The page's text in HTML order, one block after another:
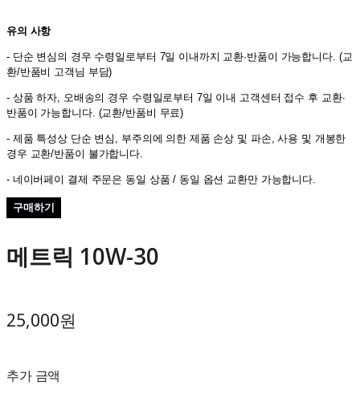
유의 사항
- 단순 변심의 경우 수령일로부터 7일 이내까지 교환∙반품이 가능합니다. (교
환/반품비 고객님 부담)
- 상품 하자, 오배송의 경우 수령일로부터 7일 이내 고객센터 접수 후 교환∙
반품이 가능합니다. (교환/반품비 무료)
- 제품 특성상 단순 변심, 부주의에 의한 제품 손상 및 파손, 사용 및 개봉한
경우 교환/반품이 불가합니다.
- 네이버페이 결제 주문은 동일 상품 / 동일 옵션 교환만 가능합니다.
구매하기
메트릭 10W-30
25,000원
추가 금액